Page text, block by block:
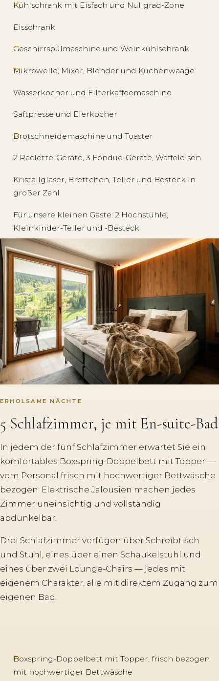
Kühlschrank mit Eisfach und Nullgrad-Zone
Eisschrank
Geschirrspülmaschine und Weinkühlschrank
Mikrowelle, Mixer, Blender und Küchenwaage
Wasserkocher und Filterkaffeemaschine
Saftpresse und Eierkocher
Brotschneidemaschine und Toaster
2 Raclette-Geräte, 3 Fondue-Geräte, Waffeleisen
Kristallgläser, Brettchen, Teller und Besteck in
großer Zahl
Für unsere kleinen Gäste: 2 Hochstühle,
Kleinkinder-Teller und -Besteck
ERHOLSAME NÄCHTE
5 Schlafzimmer, je mit En-suite-Bad
In jedem der fünf Schlafzimmer erwartet Sie ein
komfortables Boxspring-Doppelbett mit Topper —
vom Personal frisch mit hochwertiger Bettwäsche
bezogen. Elektrische Jalousien machen jedes
Zimmer uneinsichtig und vollständig
abdunkelbar.
Drei Schlafzimmer verfügen über Schreibtisch
und Stuhl, eines über einen Schaukelstuhl und
eines über zwei Lounge-Chairs — jedes mit
eigenem Charakter, alle mit direktem Zugang zum
eigenen Bad.
Boxspring-Doppelbett mit Topper, frisch bezogen
mit hochwertiger Bettwäsche